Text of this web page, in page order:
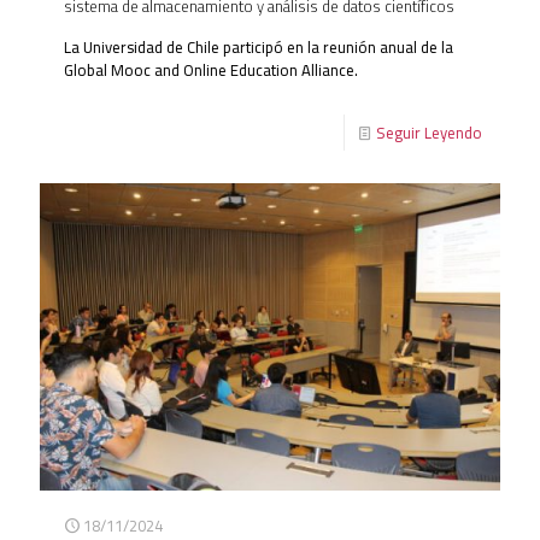
sistema de almacenamiento y análisis de datos científicos
La Universidad de Chile participó en la reunión anual de la
Global Mooc and Online Education Alliance.
Seguir Leyendo
18/11/2024